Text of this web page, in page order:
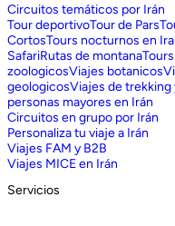
Circuitos temáticos por Irán
Tour deportivoTour de Pars
CortosTours nocturnos en
SafariRutas de montana
zoologicosViajes botanicos
geologicosViajes de trekking
personas mayores en Irán
Circuitos en grupo por Irán
Personaliza tu viaje a Irán
Viajes FAM y B2B
Viajes MICE en Irán
Servicios